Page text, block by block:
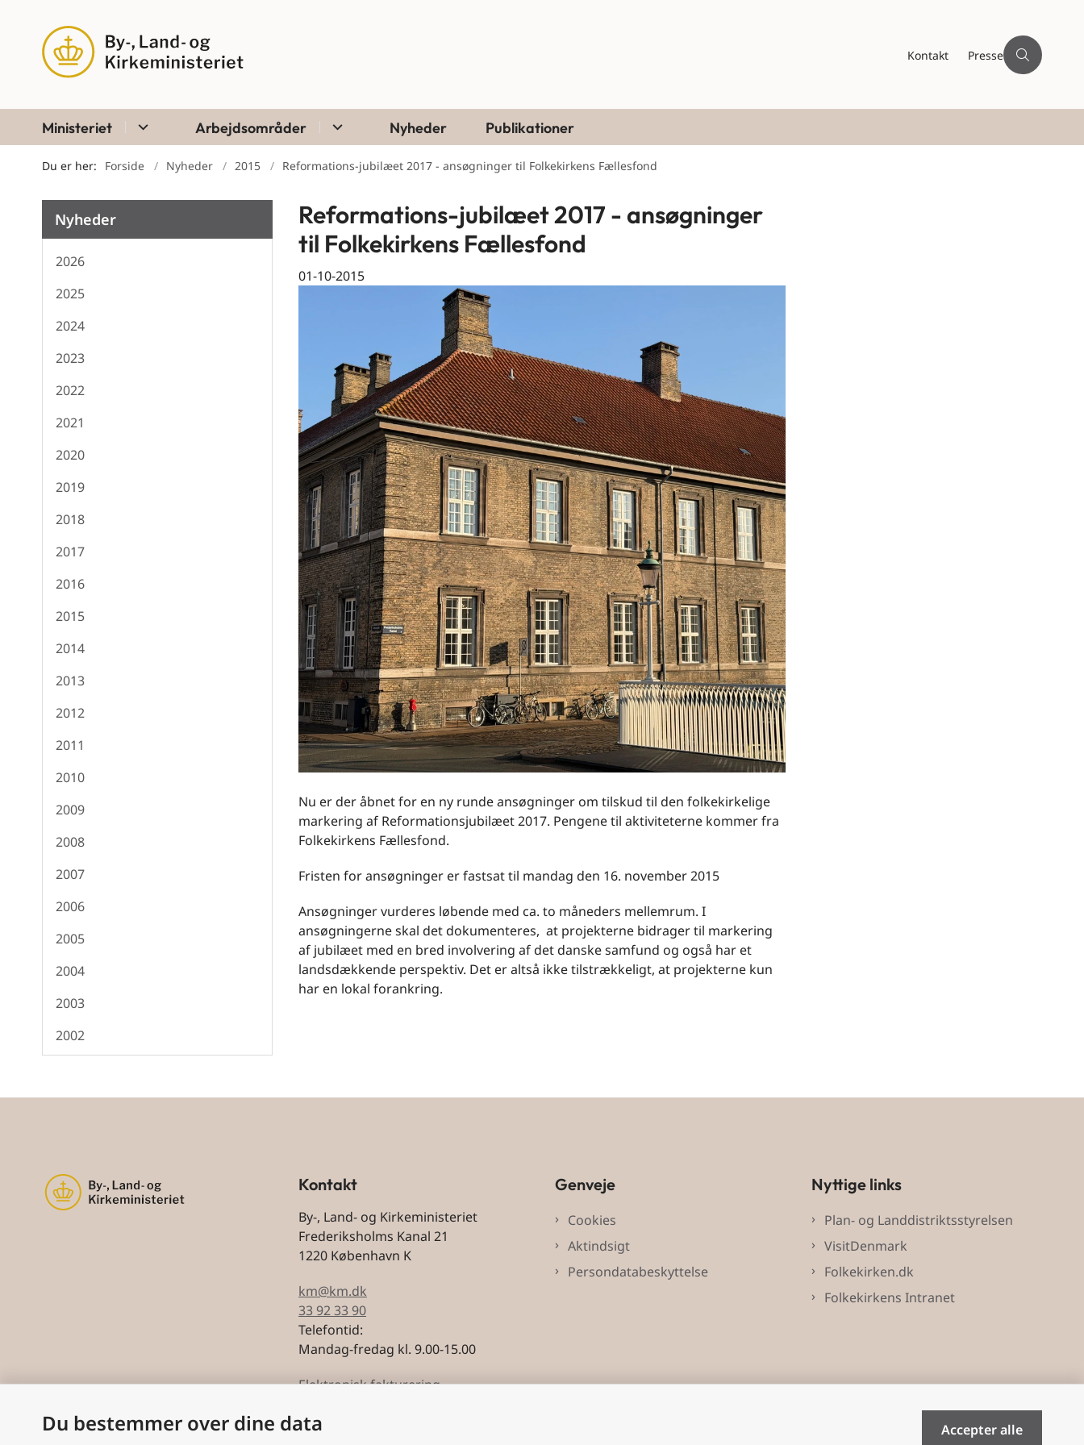
Kontakt Presse
Ministeriet Arbejdsområder Nyheder Publikationer
Du er her: Forside Nyheder 2015 Reformations-jubilæet 2017 - ansøgninger til Folkekirkens Fællesfond
Nyheder
2026
2025
2024
2023
2022
2021
2020
2019
2018
2017
2016
2015
2014
2013
2012
2011
2010
2009
2008
2007
2006
2005
2004
2003
2002
Reformations-jubilæet 2017 - ansøgninger
til Folkekirkens Fællesfond
01-10-2015
Nu er der åbnet for en ny runde ansøgninger om tilskud til den folkekirkelige
markering af Reformationsjubilæet 2017. Pengene til aktiviteterne kommer fra
Folkekirkens Fællesfond.
Fristen for ansøgninger er fastsat til mandag den 16. november 2015
Ansøgninger vurderes løbende med ca. to måneders mellemrum. I
ansøgningerne skal det dokumenteres, at projekterne bidrager til markering
af jubilæet med en bred involvering af det danske samfund og også har et
landsdækkende perspektiv. Det er altså ikke tilstrækkeligt, at projekterne kun
har en lokal forankring.
Kontakt
By-, Land- og Kirkeministeriet
Frederiksholms Kanal 21
1220 København K
km@km.dk
33 92 33 90
Telefontid:
Mandag-fredag kl. 9.00-15.00
Elektronisk fakturering
CVR: 59743228
Genveje
Cookies
Aktindsigt
Persondatabeskyttelse
Nyttige links
Plan- og Landdistriktsstyrelsen
VisitDenmark
Folkekirken.dk
Folkekirkens Intranet
Du bestemmer over dine data Accepter alle